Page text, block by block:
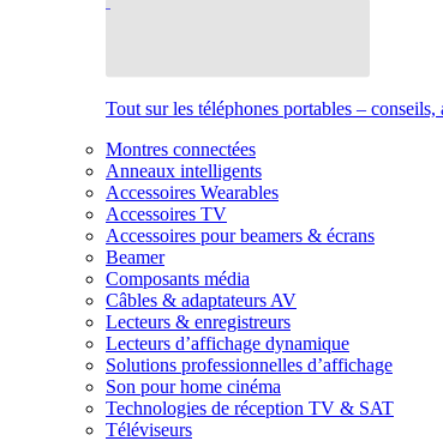
Tout sur les téléphones portables –
Montres connectées
Anneaux intelligents
Accessoires Wearables
Accessoires TV
Accessoires pour beamers & écrans
Beamer
Composants média
Câbles & adaptateurs AV
Lecteurs & enregistreurs
Lecteurs d’affichage dynamique
Solutions professionnelles d’affichage
Son pour home cinéma
Technologies de réception TV & SAT
Téléviseurs